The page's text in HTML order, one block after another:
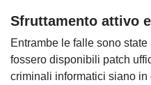
Sfruttamento attivo
Entrambe le falle sono
fossero disponibili patch
criminali informatici siano